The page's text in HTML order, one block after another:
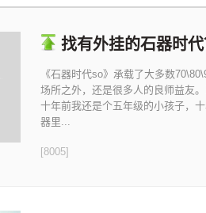
找有外挂的石器时
《石器时代so》承载了大多数
场所之外，还是很多人的良师益友
十年前我还是个五年级的小孩子，
器里...
[8005]